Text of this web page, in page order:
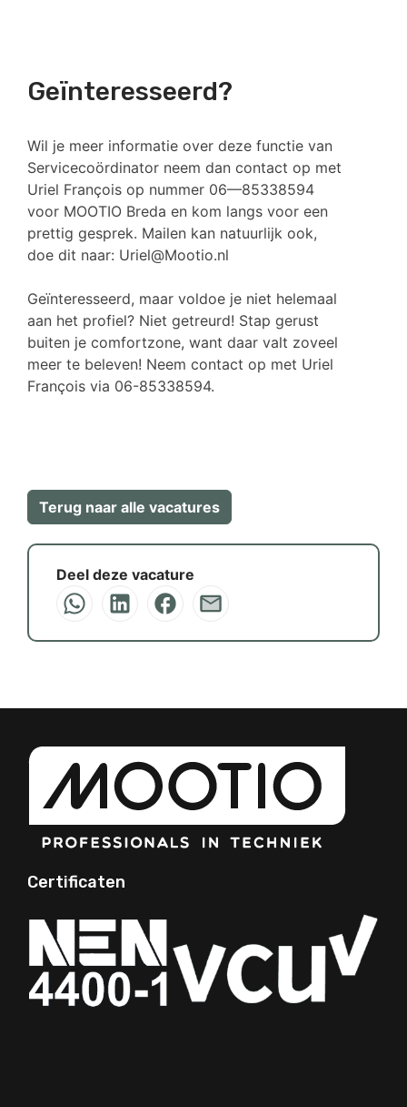
Geïnteresseerd?
Wil je meer informatie over deze functie van
Servicecoördinator neem dan contact op met
Uriel François op nummer 06—85338594
voor MOOTIO Breda en kom langs voor een
prettig gesprek. Mailen kan natuurlijk ook,
doe dit naar: Uriel@Mootio.nl
Geïnteresseerd, maar voldoe je niet helemaal
aan het profiel? Niet getreurd! Stap gerust
buiten je comfortzone, want daar valt zoveel
meer te beleven! Neem contact op met Uriel
François via 06-85338594.
Terug naar alle vacatures
Deel deze vacature
Certificaten